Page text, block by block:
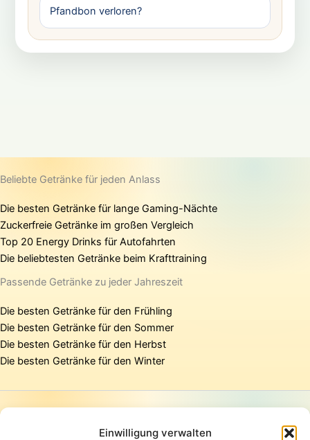
Einwilligung verwalten
Pfandbon verloren?
Beliebte Getränke für jeden Anlass
Die besten Getränke für lange Gaming-Nächte
Zuckerfreie Getränke im großen Vergleich
Top 20 Energy Drinks für Autofahrten
Die beliebtesten Getränke beim Krafttraining
Passende Getränke zu jeder Jahreszeit
Die besten Getränke für den Frühling
Die besten Getränke für den Sommer
Die besten Getränke für den Herbst
Die besten Getränke für den Winter
Presse